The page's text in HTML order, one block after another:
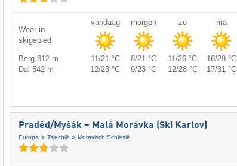
Weer in
skigebied
vandaag morgen zo ma
Berg 812 m 11/21 °C 8/21 °C 11/26 °C 16/29 °C
Dal 542 m
12/23 °C 9/23 °C 12/28 °C 17/31 °C
Praděd/​Myšák – Malá Morávka (Ski Karlov)
Europa Tsjechië Moravisch Schlesië